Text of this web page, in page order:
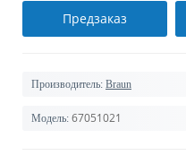
Предзаказ
Производитель: Braun
Модель: 67051021